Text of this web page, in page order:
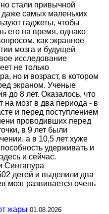
стали привычной
самых маленьких
гаджеты, чтобы
его на время, однако
как экранное
мозга и будущей
исследование
не только
но и возраст, в котором
экраном. Ученые
до 8 лет. Оказалось, что
на мозг в два периода - в
и перед поступлением
проводивших перед
в 9 лет были
а в 10,5 лет хуже
удерживать и
и сейчас.
Сингапура
детей и выделили два
мозг развивается очень
жары 01.08.2026